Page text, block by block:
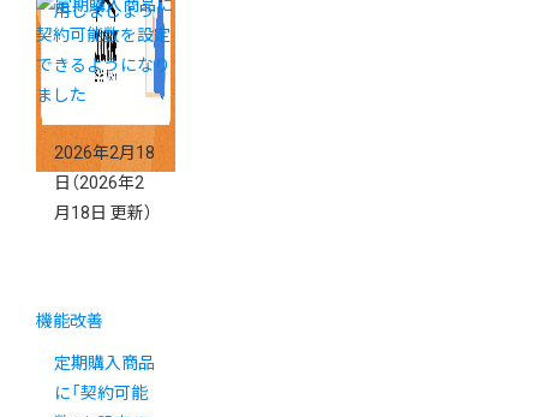
用しましょう
2026年2月18
日 （2026年2
月18日 更新）
機能改善
定期購入商品
に「契約可能